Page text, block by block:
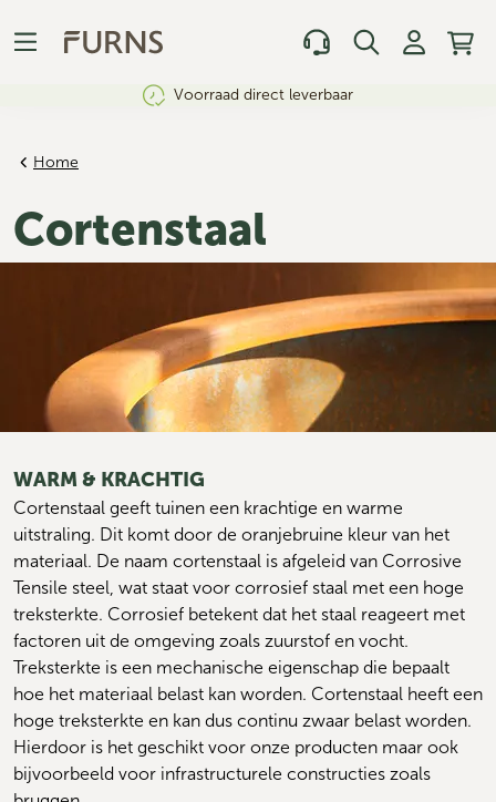
Voorraad direct leverbaar
Home
Cortenstaal
WARM & KRACHTIG
Cortenstaal geeft tuinen een krachtige en warme
uitstraling. Dit komt door de oranjebruine kleur van het
materiaal. De naam cortenstaal is afgeleid van Corrosive
Tensile steel, wat staat voor corrosief staal met een hoge
treksterkte. Corrosief betekent dat het staal reageert met
factoren uit de omgeving zoals zuurstof en vocht.
Treksterkte is een mechanische eigenschap die bepaalt
hoe het materiaal belast kan worden. Cortenstaal heeft een
hoge treksterkte en kan dus continu zwaar belast worden.
Hierdoor is het geschikt voor onze producten maar ook
bijvoorbeeld voor infrastructurele constructies zoals